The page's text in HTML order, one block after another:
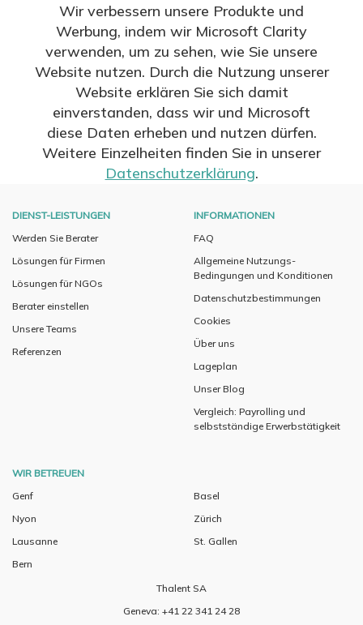
Wir verbessern unsere Produkte und
Werbung, indem wir Microsoft Clarity
verwenden, um zu sehen, wie Sie unsere
Website nutzen. Durch die Nutzung unserer
Website erklären Sie sich damit
einverstanden, dass wir und Microsoft
diese Daten erheben und nutzen dürfen.
Weitere Einzelheiten finden Sie in unserer
Datenschutzerklärung.
DIENST-LEISTUNGEN
Werden Sie Berater
Lösungen für Firmen
Lösungen für NGOs
Berater einstellen
Unsere Teams
Referenzen
INFORMATIONEN
FAQ
Allgemeine Nutzungs-
Bedingungen und Konditionen
Datenschutzbestimmungen
Cookies
Über uns
Lageplan
Unser Blog
Vergleich: Payrolling und
selbstständige Erwerbstätigkeit
WIR BETREUEN
Genf
Nyon
Lausanne
Bern
Basel
Zürich
St. Gallen
Thalent SA
Geneva: +41 22 341 24 28